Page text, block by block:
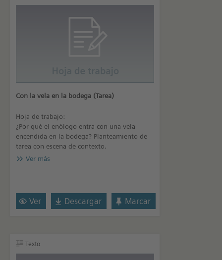
Con la vela en la bodega (Tarea)
Hoja de trabajo:
¿Por qué el enólogo entra con una vela
encendida en la bodega? Planteamiento de
tarea con escena de contexto.
Ver más
Ver Descargar Marcar
Texto